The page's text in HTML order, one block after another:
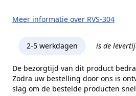
Meer informatie over RVS-304
2-5 werkdagen is de
De bezorgtijd van dit product
Zodra uw bestelling door ons is
slag om de bestelde producten